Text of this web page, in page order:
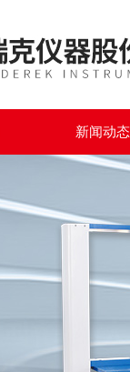
新闻动态